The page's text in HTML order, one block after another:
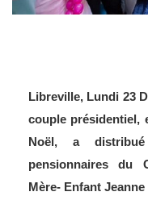
Libreville, Lundi 23
couple présidentiel,
Noël, a
pensionnaires du
Mère- Enfant